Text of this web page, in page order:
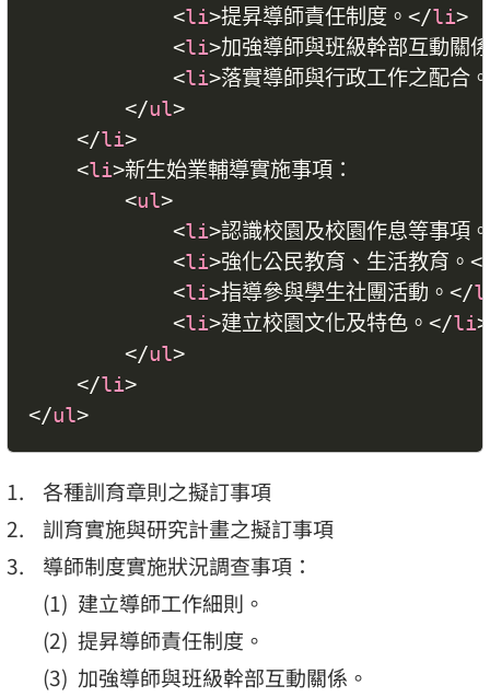
<li>提昇導師責任制度。</li>
<li>加強導師與班級幹部互動關
<li>落實導師與行政工作之配合
</ul>
</li>
<li>新生始業輔導實施事項：
<ul>
<li>認識校園及校園作息等事項
<li>強化公民教育、生活教育。
<li>指導參與學生社團活動。</
<li>建立校園文化及特色。</li>
</ul>
</li>
</ul>
各種訓育章則之擬訂事項
訓育實施與研究計畫之擬訂事項
導師制度實施狀況調查事項：
建立導師工作細則。
提昇導師責任制度。
加強導師與班級幹部互動關係。